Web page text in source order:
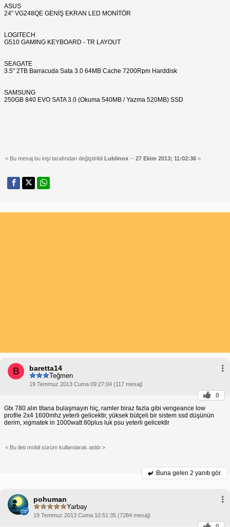
ASUS
24" VG248QE GENİŞ EKRAN LED MONİTÖR
LOGITECH
G510 GAMING KEYBOARD - TR LAYOUT
SEAGATE
3.5" 2TB Barracuda Sata 3.0 64MB Cache 7200Rpm Harddisk
SAMSUNG
250GB 840 EVO SATA 3.0 (Okuma 540MB / Yazma 520MB) SSD
< Bu mesaj bu kişi tarafından değiştirildi Lublinox -- 27 Ekim 2013; 11:02:36 >
B baretta14
Teğmen
19 Temmuz 2013 Cuma 09:27:04 (117 mesaj)
0
Gtx 780 alın titana bulaşmayın hiç, ramler biraz fazla gibi vengeance low
profile 2x4 1600mhz yeterli gelicektir, yüksek bütçeli bir sistem ssd düşünün
derim, xigmatek in 1000watt 80plus luk psu yeterli gelicektir
< Bu ileti mobil sürüm kullanılarak atıldı >
Buna gelen 2 yanıtı gör.
pohuman
Yarbay
19 Temmuz 2013 Cuma 10:51:35 (7284 mesaj)